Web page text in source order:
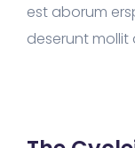
est aborum
deserunt mollit